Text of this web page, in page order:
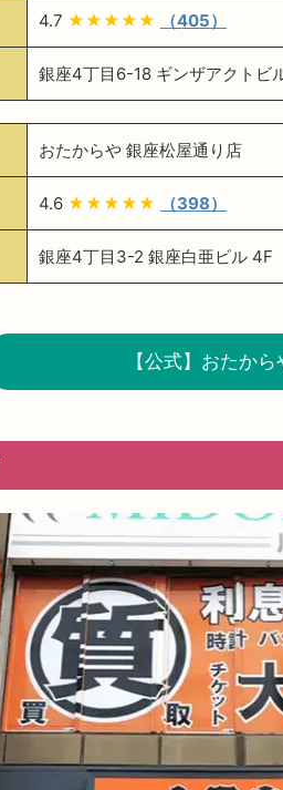
4.7 ★★★★★ （405）
銀座4丁目6-18 ギンザアクトビ
おたからや 銀座松屋通り店
4.6 ★★★★★ （398）
銀座4丁目3-2 銀座白亜ビル 4F
【公式】おたから